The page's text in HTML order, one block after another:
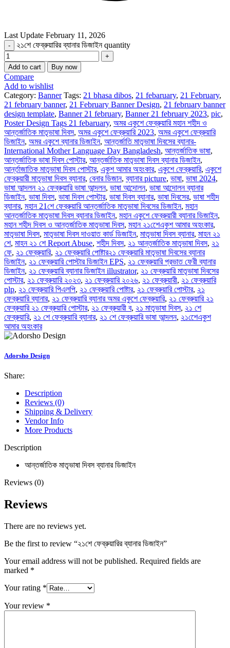
Last Update February 11, 2026
২১শে ফেব্রুয়ারির ব্যানার ডিজাইন quantity
Add to cart Buy now
Compare
Add to wishlist
Category: Banner Tags: 21 bhasa dibos, 21 febaruary, 21 February,
21 february banner, 21 February Banner Design, 21 february banner
design template, Banner 21 february, Banner 21 february 2023, pic,
Poster Design Tags 21 febaruary, অমর একুশে ফেব্রুয়ারি মহান শহীদ ও
আন্তর্জাতিক মাতৃভাষা দিবস, অমর একুশে ফেব্রুয়ারি 2023, অমর একুশে ফেব্রুয়ারি
ডিজাইন, অমর একুশে ব্যানার ডিজাইন, আন্তর্জাতি মাতৃভাষা দিবসের ব্যানার-
International Mother Language Day Bangladesh, আন্তর্জাতিক ভাষা,
আন্তর্জাতিক ভাষা দিবস পোস্টার, আন্তর্জাতিক মাতৃভাষা দিবস ব্যানার ডিজাইন,
আর্ন্তাজাতিক মাতৃভাষা দিবস পোস্টার, একুশ আমার অহংকার, একুশে ফেব্রুয়ারি, একুশে
ফেব্রুয়ারী মাতৃভাষা দিবস ব্যানার, বেনার ডিজান, ব্যানার picture, ভাষা, ভাষা 2024,
ভাষা আন্দলন ২১ ফেব্রুয়ারি ভাষা আন্দলন, ভাষা আন্দোলন, ভাষা আন্দোলন ব্যানার
ডিজাইন, ভাষা দিবস, ভাষা দিবস পোস্টার, ভাষা দিবস ব্যানার, ভাষা দিবসের, ভাষা শহীদ
ব্যানার, মহান 21শে ফেব্রুয়ারি আন্তর্জাতিক মাতৃভাষা দিবসের ডিজাইন, মহান
আন্তর্জাতিক মাতৃভাষা দিবস ব্যানার ডিজাইন, মহান একুশে ফেব্রুয়ারী ব্যানার ডিজাইন,
মহান শহীদ দিবস ও আন্তর্জাতিক মাতৃভাষা দিবস, মহান ২১শেেএকুশ আমার অহংকার,
মাতৃভাষা দিবস, মাতৃভাষা দিবস দাওয়াত কার্ড ডিজাইন, মাতৃভাষা দিবস ব্যানার, মাহন ২১
শে, মাহন ২১ শে Report Abuse, শহীদ দিবস, ২১ আন্তর্জাতিক মাতৃভাষা দিবস, ২১
ফে, ২১ ফেব্রুয়ারি, ২১ ফেব্রুয়ারি পোষ্টার২১ ফেব্রুয়ারি মাতৃভাষা দিবসের ব্যানার
ডিজাইন, ২১ ফেব্রুয়ারি পোস্টার ডিজাইন EPS, ২১ ফেব্রুয়ারি প্রভাত ফেরী ব্যানার
ডিজাইন, ২১ ফেব্রুয়ারি ব্যানার ডিজাইন illustrator, ২১ ফেব্রুয়ারি মাতৃভাষা দিবসের
পোস্টার, ২১ ফেব্রুয়ারি ২০২৩, ২১ ফেব্রুয়ারি ২০২৬, ২১ ফেব্রুয়ারী, ২১ ফেব্রুয়ারি
plp, ২১ ফেব্রুয়ারি পিএলপি, ২১ ফেব্রুয়ারি পোষ্টার, ২১ ফেব্রুয়ারি পোস্টার, ২১
ফেব্রুয়ারি ব্যানার, ২১ ফেব্রুয়ারি ব্যানার অমর একুশে ফেব্রুয়ারি, ২১ ফেব্রুয়ারি ২১
ফেব্রুয়ারি ২১ ফেব্রুয়ারি পোস্টার, ২১ ফেব্রুয়ারী ব, ২১ মাতৃভাষা দিবস, ২১ শে
ফেব্রুয়ারি, ২১ শে ফেব্রুয়ারি ব্যানার, ২১ শে ফেব্রুয়ারি ভাষা আন্দলন, ২১শেেএকুশ
আমার অহংকার
Adorsho Design
Share:
Description
Reviews (0)
Shipping & Delivery
Vendor Info
More Products
Description
আন্তর্জাতিক মাতৃভাষা দিবস ব্যানার ডিজাইন
Reviews (0)
Reviews
There are no reviews yet.
Be the first to review “২১শে ফেব্রুয়ারির ব্যানার ডিজাইন”
Your email address will not be published. Required fields are
marked *
Your rating *
Your review *